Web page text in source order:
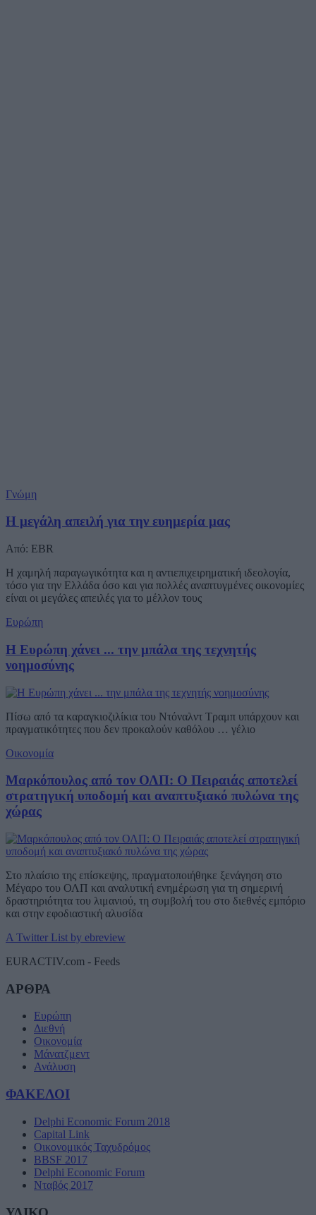
Γνώμη
Η μεγάλη απειλή για την ευημερία μας
Από: EBR
Η χαμηλή παραγωγικότητα και η αντιεπιχειρηματική ιδεολογία,
τόσο για την Ελλάδα όσο και για πολλές αναπτυγμένες οικονομίες
είναι οι μεγάλες απειλές για το μέλλον τους
Ευρώπη
Η Ευρώπη χάνει ... την μπάλα της τεχνητής
νοημοσύνης
Πίσω από τα καραγκιοζιλίκια του Ντόναλντ Τραμπ υπάρχουν και
πραγματικότητες που δεν προκαλούν καθόλου … γέλιο
Οικονομία
Μαρκόπουλος από τον ΟΛΠ: Ο Πειραιάς αποτελεί
στρατηγική υποδομή και αναπτυξιακό πυλώνα της
χώρας
Στο πλαίσιο της επίσκεψης, πραγματοποιήθηκε ξενάγηση στο
Μέγαρο του ΟΛΠ και αναλυτική ενημέρωση για τη σημερινή
δραστηριότητα του λιμανιού, τη συμβολή του στο διεθνές εμπόριο
και στην εφοδιαστική αλυσίδα
A Twitter List by ebreview
EURACTIV.com - Feeds
ΑΡΘΡΑ
Ευρώπη
Διεθνή
Οικονομία
Μάνατζμεντ
Ανάλυση
ΦΑΚΕΛΟΙ
Delphi Economic Forum 2018
Capital Link
Οικονομικός Ταχυδρόμος
BBSF 2017
Delphi Economic Forum
Νταβός 2017